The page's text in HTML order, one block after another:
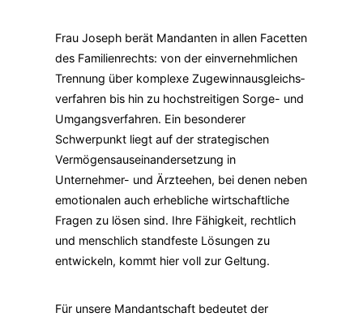
Frau Joseph berät Mandanten in allen Facetten
des Familienrechts: von der einvernehmlichen
Trennung über komplexe Zugewinnausgleichs­
verfahren bis hin zu hochstreitigen Sorge- und
Umgangsverfahren. Ein besonderer
Schwerpunkt liegt auf der strategischen
Vermögens­auseinandersetzung in
Unternehmer- und Ärzte­ehen, bei denen neben
emotionalen auch erhebliche wirtschaftliche
Fragen zu lösen sind. Ihre Fähigkeit, rechtlich
und menschlich standfeste Lösungen zu
entwickeln, kommt hier voll zur Geltung.
Für unsere Mandantschaft bedeutet der